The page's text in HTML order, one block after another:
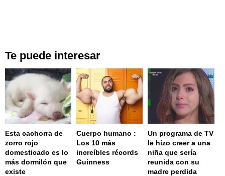
Te puede interesar
Esta cachorra de
zorro rojo
domesticado es lo
más dormilón que
existe
Cuerpo humano :
Los 10 más
increíbles récords
Guinness
Un programa de TV
le hizo creer a una
niña que sería
reunida con su
madre perdida